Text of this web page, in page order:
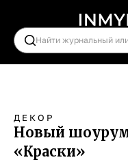
ДЕКОР
Новый
«Краски»